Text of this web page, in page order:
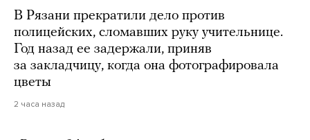
В Рязани прекратили дело против
полицейских, сломавших руку учительнице.
Год назад ее задержали, приняв
за закладчицу, когда она фотографировала
цветы
2 часа назад